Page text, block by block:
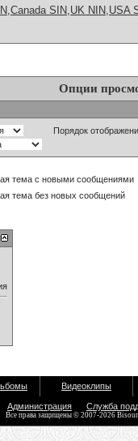
SIN,UK NIN,USA
Опции
Порядок
тема с новыми сообщениями
тема без новых сообщений
Видеоклипы
Администрация Служба
Все права защищены © 2007-2026